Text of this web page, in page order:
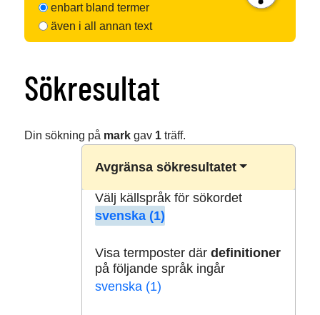
enbart bland termer
även i all annan text
Sökresultat
Din sökning på markgav 1träff.
Avgränsa sökresultatet
Välj källspråk för sökordet
svenska (1)
Visa termposter där definitioner
på följande språk ingår
svenska (1)